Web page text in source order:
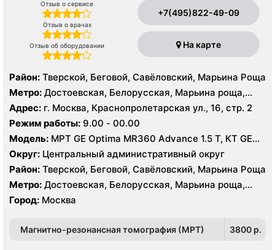
Отзыв о сервисе
Отзыв о врачах
Отзыв об оборудовании
+7(495)822-49-09
На карте
Район: Тверской, Беговой, Савёловский, Марьина Роща
Метро: Достоевская, Белорусская, Марьина роща,
Менделеевская, Новослободская, Проспект Мира,
Пушкинская, Савеловская, Сухаревская, Тверская,
Трубная, Цветной бульвар, Чеховская
Адрес: г. Москва, Краснопролетарская ул., 16, стр. 2
Режим работы: 9.00 - 00.00
Модель: МРТ GE Optima MR360 Advance 1.5 Т, КТ GE
Optima CT660 64 среза, УЗИ
Округ: Центральный административный округ
Район: Тверской, Беговой, Савёловский, Марьина Роща
Метро: Достоевская, Белорусская, Марьина роща,
Менделеевская, Новослободская, Проспект Мира,
Пушкинская, Савеловская, Сухаревская, Тверская,
Город: Москва
Магнитно-резонансная томография (МРТ) 3800 p.